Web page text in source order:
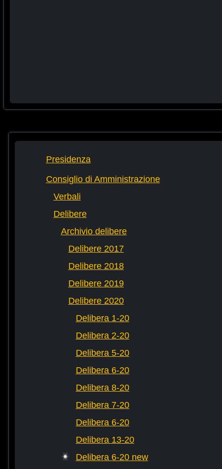
Presidenza
Consiglio di Amministrazione
Verbali
Delibere
Archivio delibere
Delibere 2017
Delibere 2018
Delibere 2019
Delibere 2020
Delibera 1-20
Delibera 2-20
Delibera 5-20
Delibera 6-20
Delibera 8-20
Delibera 7-20
Delibera 6-20
Delibera 13-20
Delibera 6-20 new